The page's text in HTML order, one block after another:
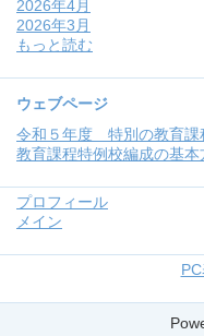
2026年4月
2026年3月
もっと読む
ウェブページ
令和５年度 特別の教育課
教育課程特例校編成の基本
プロフィール
メイン